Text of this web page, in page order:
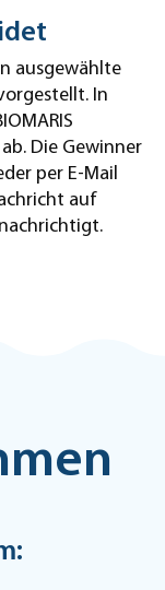
ausgewählte
In
Die Gewinner
per E-Mail
auf